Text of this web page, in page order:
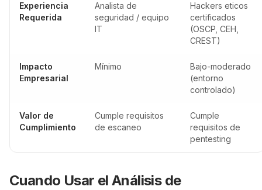
Experiencia
Requerida
Analista de
seguridad / equipo
IT
Hackers eticos
certificados
(OSCP, CEH,
CREST)
Impacto
Empresarial
Mínimo
Bajo-moderado
(entorno
controlado)
Valor de
Cumplimiento
Cumple requisitos
de escaneo
Cumple
requisitos de
pentesting
Cuando Usar el Análisis de